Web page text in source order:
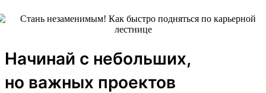
Начинай с небольших,
но важных проектов